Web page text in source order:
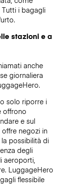
Tutti i bagagli
stazioni e a
anche
giornaliera
solo riporre i
offrono
e sul
negozi in
possibilità di
degli
aeroporti,
LuggageHero
flessibile